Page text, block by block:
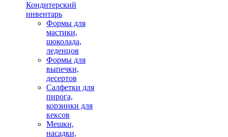
Кондитерский
инвентарь
Формы для
мастики,
шоколада,
леденцов
Формы для
выпечки,
десертов
Салфетки для
пирога,
корзинки для
кексов
Мешки,
насадки,